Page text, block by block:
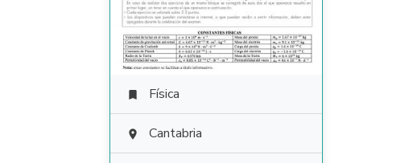
 Física
 Cantabria